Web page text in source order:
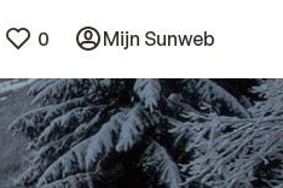
0 Mijn Sunweb